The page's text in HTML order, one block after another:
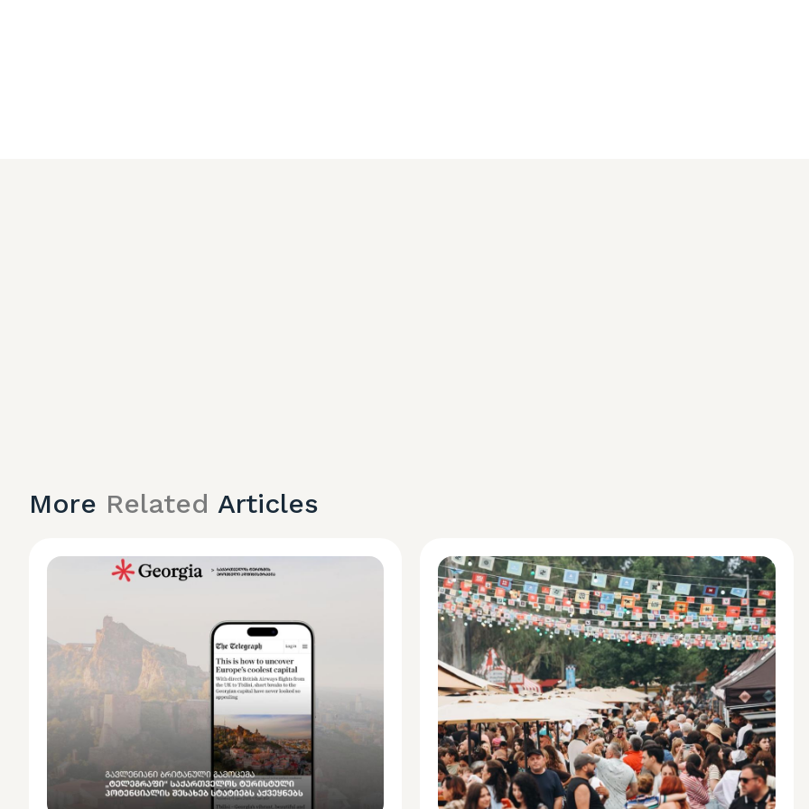
More Related Articles